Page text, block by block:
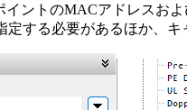
イントのMACアドレスお
定する必要があるほか、